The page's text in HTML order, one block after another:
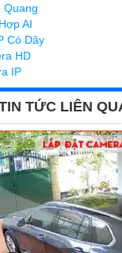
Quang
AI
Có Dây
HD
IP
TỨC LIÊN